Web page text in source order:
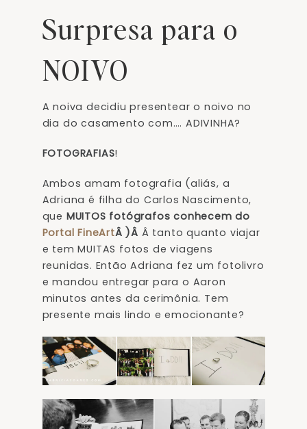
Surpresa para o
NOIVO
A noiva decidiu presentear o noivo no
dia do casamento com…. ADIVINHA?
FOTOGRAFIAS!
Ambos amam fotografia (aliás, a
Adriana é filha do Carlos Nascimento,
que MUITOS fotógrafos conhecem do
Portal FineArtÂ )Â Â tanto quanto viajar
e tem MUITAS fotos de viagens
reunidas. Então Adriana fez um fotolivro
e mandou entregar para o Aaron
minutos antes da cerimônia. Tem
presente mais lindo e emocionante?